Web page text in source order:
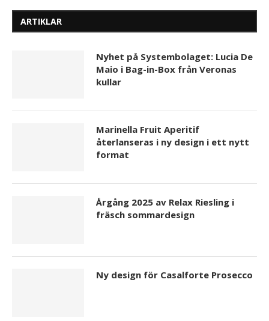
ARTIKLAR
Nyhet på Systembolaget: Lucia De
Maio i Bag-in-Box från Veronas
kullar
Marinella Fruit Aperitif
återlanseras i ny design i ett nytt
format
Årgång 2025 av Relax Riesling i
fräsch sommardesign
Ny design för Casalforte Prosecco